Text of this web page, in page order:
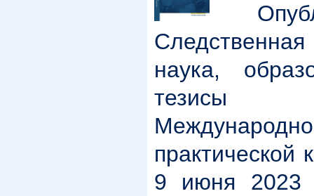
наука,
тезисы
9 июня 2023